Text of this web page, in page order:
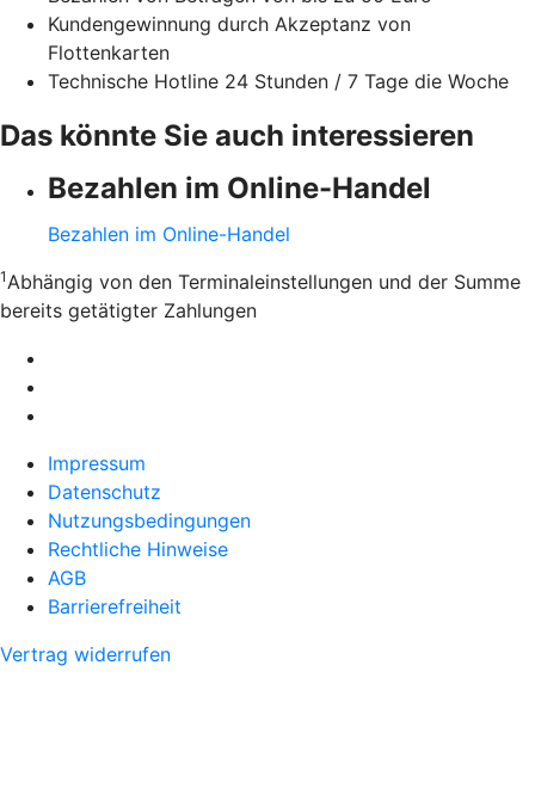
Kundengewinnung durch Akzeptanz von
Flottenkarten
Technische Hotline 24 Stunden / 7 Tage die Woche
Das könnte Sie auch interessieren
Bezahlen im Online-Handel
Bezahlen im Online-Handel
1 Abhängig von den Terminaleinstellungen und der Summe
bereits getätigter Zahlungen
Impressum
Datenschutz
Nutzungsbedingungen
Rechtliche Hinweise
AGB
Barrierefreiheit
Vertrag widerrufen